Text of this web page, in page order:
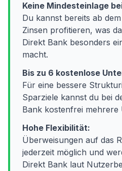
Keine Mindesteinlage
Du kannst bereits ab
Zinsen profitieren, was
Direkt Bank besonders
macht.
Bis zu 6 kostenlose
Für eine bessere
Sparziele kannst du bei
Bank kostenfrei mehrere
Hohe Flexibilität:
Überweisungen auf das
jederzeit möglich und
Direkt Bank laut